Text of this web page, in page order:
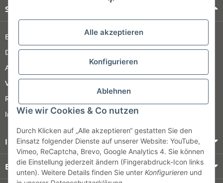
Alle akzeptieren
Konfigurieren
Ablehnen
Wie wir Cookies & Co nutzen
Durch Klicken auf „Alle akzeptieren“ gestatten Sie den
Einsatz folgender Dienste auf unserer Website: YouTube,
Vimeo, ReCaptcha, Brevo, Google Analytics 4. Sie können
die Einstellung jederzeit ändern (Fingerabdruck-Icon links
unten). Weitere Details finden Sie unter Konfigurieren und
Shop Service
Barrierefreiheitserklärung
Datenschutz
AGB
Versandinformationen
Retour
Impressum
Informationen
Bezahlung & Versand